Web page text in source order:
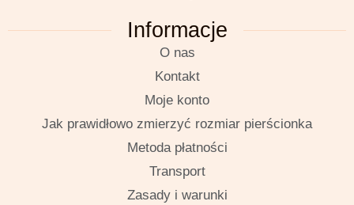
Informacje
O nas
Kontakt
Moje konto
Jak prawidłowo zmierzyć rozmiar pierścionka
Metoda płatności
Transport
Zasady i warunki